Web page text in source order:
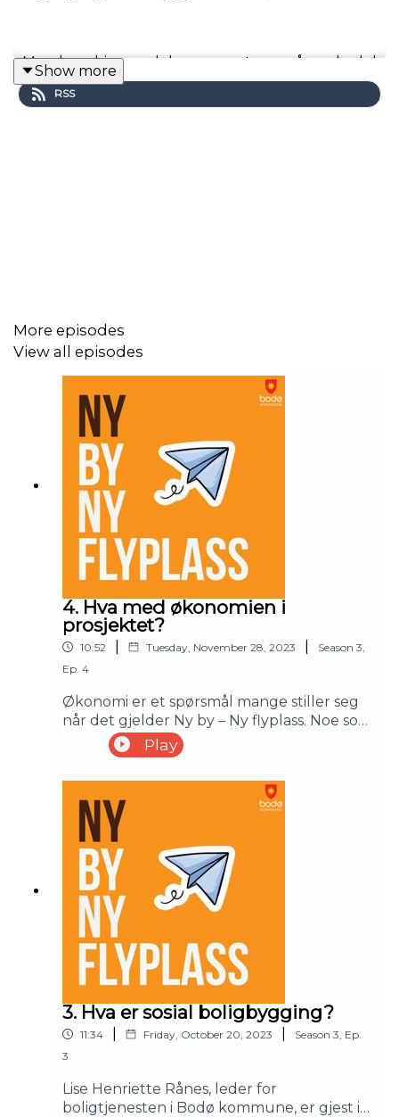
Men hva skjer med dagens sentrum når ny bydel
skal utvikles, og med alle de store
utviklingsprosjektene som kommer. Kristoffer
Show more
RSS
More episodes
View all episodes
4. Hva med økonomien i
prosjektet?
10:52 Tuesday, November 28, 2023 Season 3
Ep. 4
Økonomi er et spørsmål mange stiller seg
når det gjelder Ny by – Ny flyplass. Noe som
er naturlig ettersom dette er et av
norgeshistoriens største
podkasten er kommunens prosjektsjef
Irene Skiri for å gi litt informasjon og
klarhet rundt hvordan dette med
økonomien i prosjektet faktisk fungerer.
Play
3. Hva er sosial boligbygging?
11:34 Friday, October 20, 2023 Season 3 Ep.
3
Lise Henriette Rånes, leder for
boligtjenesten i Bodø kommune, er gjest i